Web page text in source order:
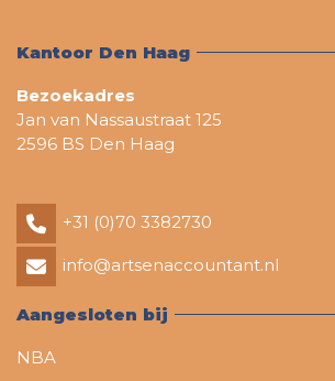
Kantoor Den Haag
Bezoekadres
Jan van Nassaustraat 125
2596 BS Den Haag
+31 (0)70 3382730
info@artsenaccountant.nl
Aangesloten bij
NBA